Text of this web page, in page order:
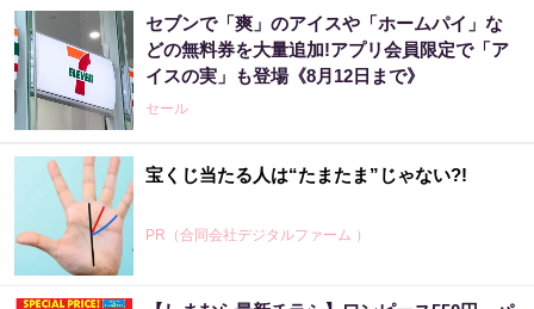
セブンで「爽」のアイスや「ホームパイ」な
どの無料券を大量追加!アプリ会員限定で「ア
イスの実」も登場《8月12日まで》
セール
宝くじ当たる人は“たまたま”じゃない?!
PR（合同会社デジタルファーム ）